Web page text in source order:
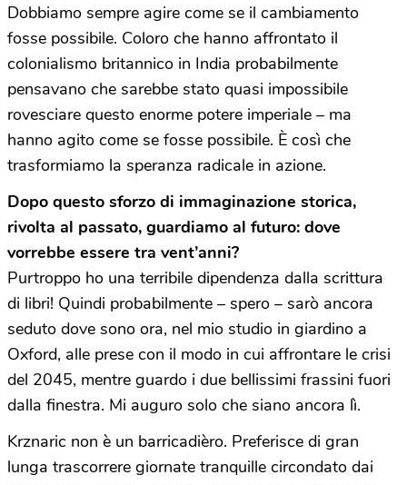
Dobbiamo sempre agire come se il cambiamento
fosse possibile. Coloro che hanno affrontato il
colonialismo britannico in India probabilmente
pensavano che sarebbe stato quasi impossibile
rovesciare questo enorme potere imperiale – ma
hanno agito come se fosse possibile. È così che
trasformiamo la speranza radicale in azione.
Dopo questo sforzo di immaginazione storica,
rivolta al passato, guardiamo al futuro: dove
vorrebbe essere tra vent’anni?
Purtroppo ho una terribile dipendenza dalla scrittura
di libri! Quindi probabilmente – spero – sarò ancora
seduto dove sono ora, nel mio studio in giardino a
Oxford, alle prese con il modo in cui affrontare le crisi
del 2045, mentre guardo i due bellissimi frassini fuori
dalla finestra. Mi auguro solo che siano ancora lì.
Krznaric non è un barricadièro. Preferisce di gran
lunga trascorrere giornate tranquille circondato dai